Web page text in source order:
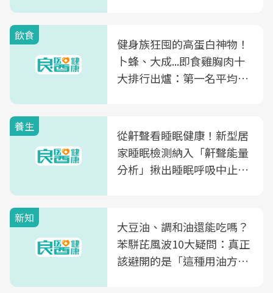
飲食
健身族狂囤的高蛋白神物！
卜蜂、大成...即食雞胸肉十
大排行出爐：第一名平均一
養生
從鼾聲看睡眠健康！新型居
家睡眠檢測納入「鼾聲能量
分析」揪出睡眠呼吸中止症
新知
大豆油、調和油還能吃嗎？
苯駢芘風波10大疑問：真正
該避開的是「這種用油方